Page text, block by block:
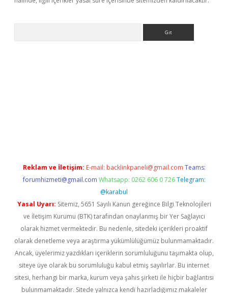
Reklam ve İletişim: E-mail: backlinkpaneli@gmail.com Teams:
forumhizmeti@gmail.com Whatsapp: 0262 606 0 726 Telegram:
@karabul
Yasal Uyarı: Sitemiz, 5651 Sayılı Kanun gereğince Bilgi Teknolojileri
ve İletişim Kurumu (BTK) tarafından onaylanmış bir Yer Sağlayıcı
olarak hizmet vermektedir. Bu nedenle, sitedeki içerikleri proaktif
olarak denetleme veya araştırma yükümlülüğümüz bulunmamaktadır.
Ancak, üyelerimiz yazdıkları içeriklerin sorumluluğunu taşımakta olup,
siteye üye olarak bu sorumluluğu kabul etmiş sayılırlar. Bu internet
sitesi, herhangi bir marka, kurum veya şahıs şirketi ile hiçbir bağlantısı
bulunmamaktadır. Sitede yalnızca kendi hazırladığımız makaleler